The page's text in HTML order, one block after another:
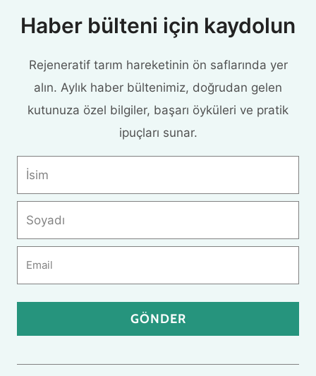
Haber bülteni için kaydolun
Rejeneratif tarım hareketinin ön saflarında yer
alın. Aylık haber bültenimiz, doğrudan gelen
kutunuza özel bilgiler, başarı öyküleri ve pratik
ipuçları sunar.
GÖNDER